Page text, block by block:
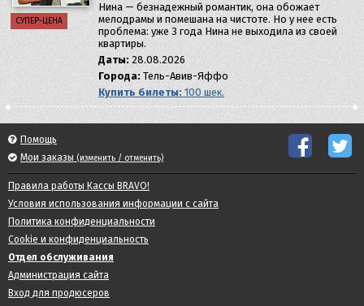
СУПЕР-ЦЕНА
Нина — безнадежный романтик, она обожает
мелодрамы и помешана на чистоте. Но у нее есть
проблема: уже 3 года Нина не выходила из своей
квартиры.
Даты: 28.08.2026
Города: Тель-Авив-Яффо
Купить билеты: 100 шек.
Помощь
Мои заказы (изменить / отменить)
Правила работы Кассы BRAVO!
Условия использования информации с сайта
Политика конфиденциальности
Cookie и конфиденциальность
Отдел обслуживания
Администрация сайта
Вход для продюсеров